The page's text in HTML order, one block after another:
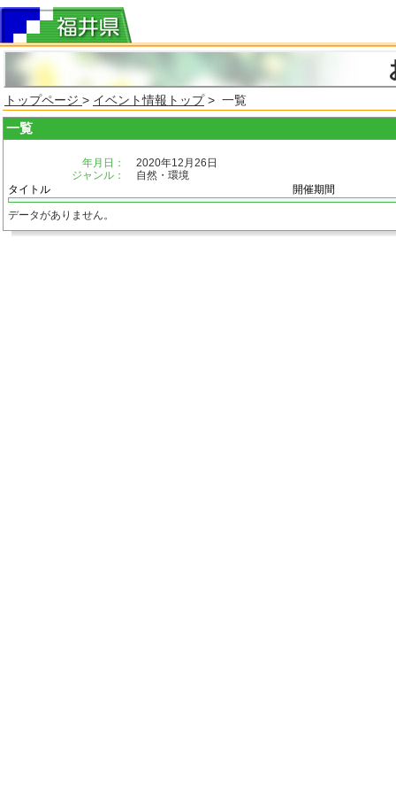
トップページ > イベント情報トップ> 一覧
一覧
年月日：
2020年12月26日
ジャンル：
自然・環境
タイトル
開催期間
データがありません。